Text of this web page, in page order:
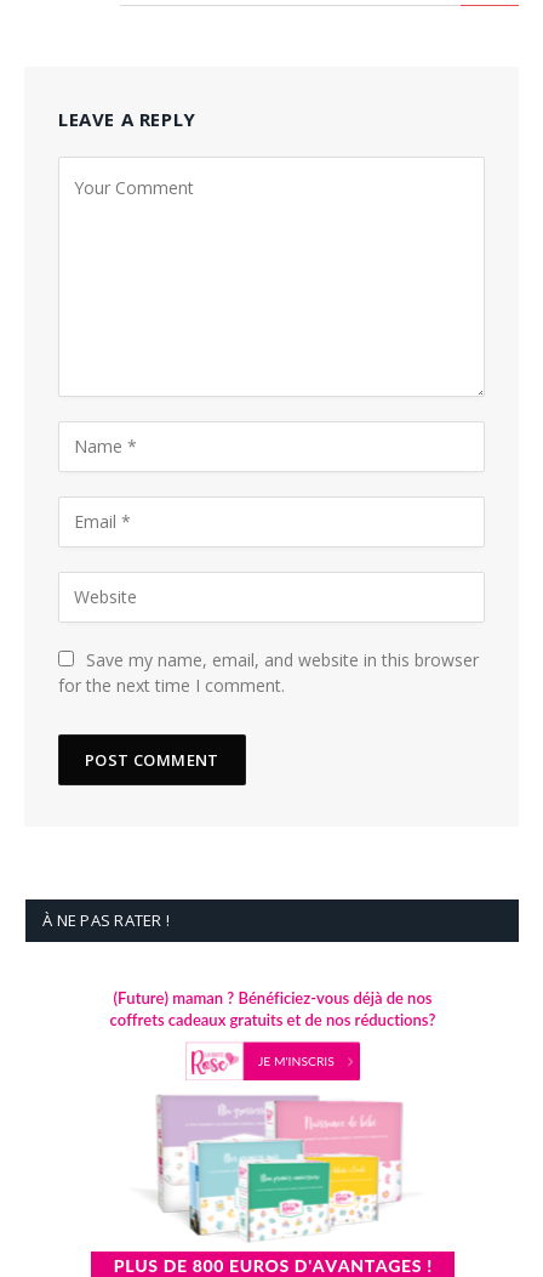
LEAVE A REPLY
Save my name, email, and website in this browser
for the next time I comment.
À NE PAS RATER !